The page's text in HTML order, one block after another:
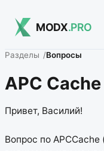
MODX.PRO
Разделы Вопросы
APC Cache
Привет, Василий!
Вопрос по APCCache